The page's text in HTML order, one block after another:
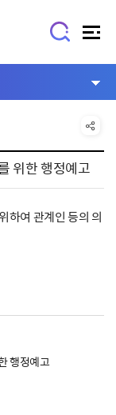
위한 행정예고
하여 관계인 등의 의
행정예고